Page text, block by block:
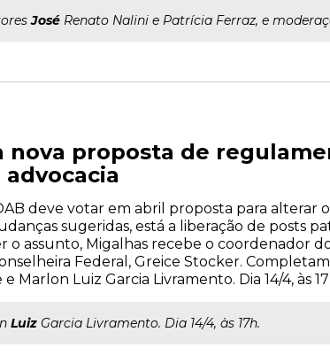
José Renato Nalini e Patrícia Ferraz, e
nova proposta de
deve votar em abril proposta para alterar
sugeridas, está a liberação de posts
o assunto, Migalhas recebe o coordenador
Federal, Greice Stocker.
Marlon Luiz Garcia Livramento. Dia 14/4, às
Luiz Garcia Livramento. Dia 14/4, às 17h.